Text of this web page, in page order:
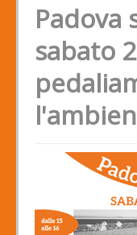
Padova
sabato